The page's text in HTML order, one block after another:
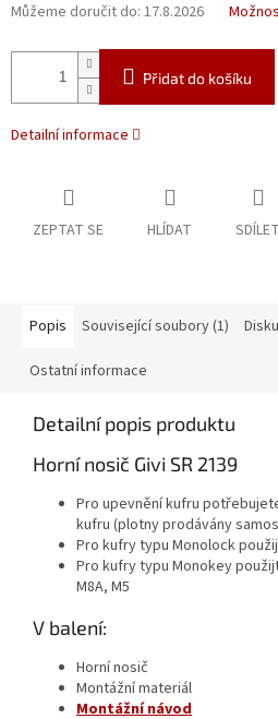
Můžeme doručit do: 17.8.2026
Přidat do košíku
Detailní informace
ZEPTAT SE HLÍDAT SDÍLET
Popis Související soubory (1)
Ostatní informace
Detailní popis produktu
Horní nosič Givi SR 2139
Pro upevnění kufru
kufru (plotny prodávány
Pro kufry typu Monolock
Pro kufry typu Monokey
M8A, M5
V balení:
Horní nosič
Montážní materiál
Montážní návod